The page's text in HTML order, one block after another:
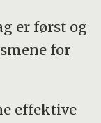
er først og
for
effektive